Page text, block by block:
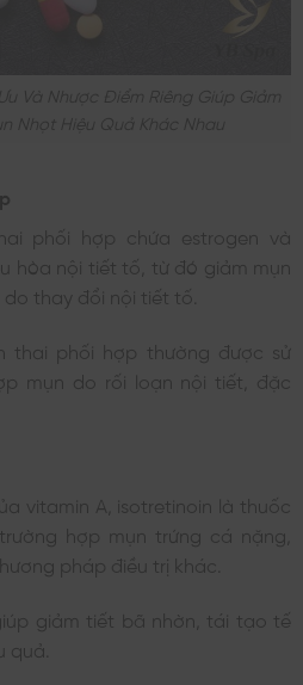
Và Nhược Điểm Riêng Giúp Giảm
Nhọt Hiệu Quả Khác Nhau
phối hợp chứa estrogen và
hòa nội tiết tố, từ đó giảm mụn
thay đổi nội tiết tố.
thai phối hợp thường được sử
mụn do rối loạn nội tiết, đặc
vitamin A, isotretinoin là thuốc
hợp mụn trứng cá nặng,
pháp điều trị khác.
giảm tiết bã nhờn, tái tạo tế
quả.